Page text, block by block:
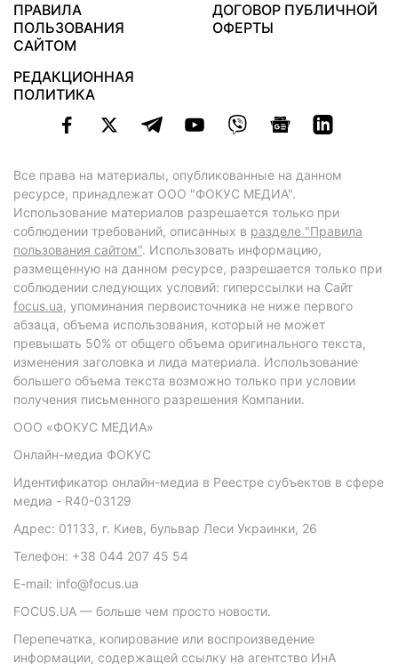
ПРАВИЛА
ПОЛЬЗОВАНИЯ
САЙТОМ
ДОГОВОР ПУБЛИЧНОЙ
ОФЕРТЫ
РЕДАКЦИОННАЯ
ПОЛИТИКА
Все права на материалы, опубликованные на данном
ресурсе, принадлежат ООО "ФОКУС МЕДИА".
Использование материалов разрешается только при
соблюдении требований, описанных в разделе "Правила
пользования сайтом". Использовать информацию,
размещенную на данном ресурсе, разрешается только при
соблюдении следующих условий: гиперссылки на Сайт
focus.ua, упоминания первоисточника не ниже первого
абзаца, объема использования, который не может
превышать 50% от общего объема оригинального текста,
изменения заголовка и лида материала. Использование
большего объема текста возможно только при условии
получения письменного разрешения Компании.
ООО «ФОКУС МЕДИА»
Онлайн-медиа ФОКУС
Идентификатор онлайн-медиа в Реестре субъектов в сфере
медиа - R40-03129
Адрес: 01133, г. Киев, бульвар Леси Украинки, 26
Телефон: +38 044 207 45 54
E-mail: info@focus.ua
FOCUS.UA — больше чем просто новости.
Перепечатка, копирование или воспроизведение
информации, содержащей ссылку на агентство ИнА